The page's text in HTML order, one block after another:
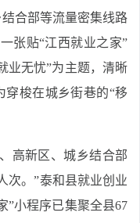
合部等流量密集线路
张贴“江西就业之家”
业无忧”为主题，清晰
穿梭在城乡街巷的“移
、高新区、城乡结合部
次。”泰和县就业创业
”小程序已集聚全县67